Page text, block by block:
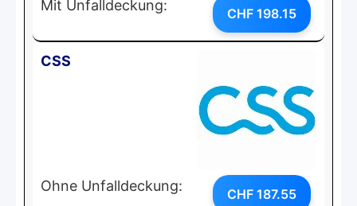
Mit Unfalldeckung: CHF 198.15
CSS
Ohne Unfalldeckung: CHF 187.55